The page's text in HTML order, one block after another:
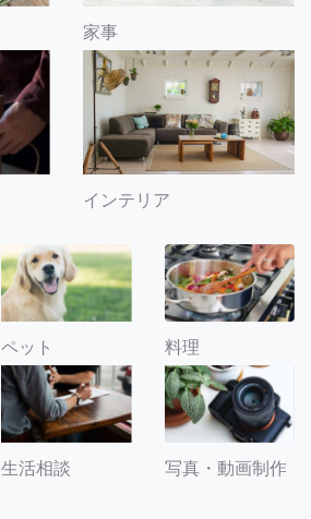
家事
インテリア
ペット 料理
生活相談 写真・動画制作